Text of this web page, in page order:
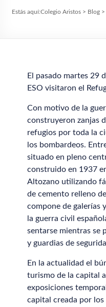
Estás aquí:Colegio Aristos> Blog>
El pasado martes 29
ESO visitaron el
Con motivo de la
construyeron zanjas
refugios por toda la
los bombardeos.
situado en pleno
construido en 1937
Altozano utilizando
de cemento relleno
compone de galerías
la guerra civil
sentarse mientras se
y guardias de
En la actualidad el
turismo de la capital
exposiciones
capital creada por los